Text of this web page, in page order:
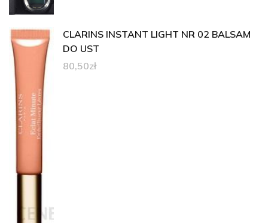
CLARINS INSTANT LIGHT NR 02 BALSAM
DO UST
80,50zł